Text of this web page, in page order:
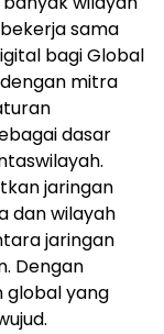
sama
bagi Global
mitra
dasar
jaringan
dan wilayah
jaringan
Dengan
global yang